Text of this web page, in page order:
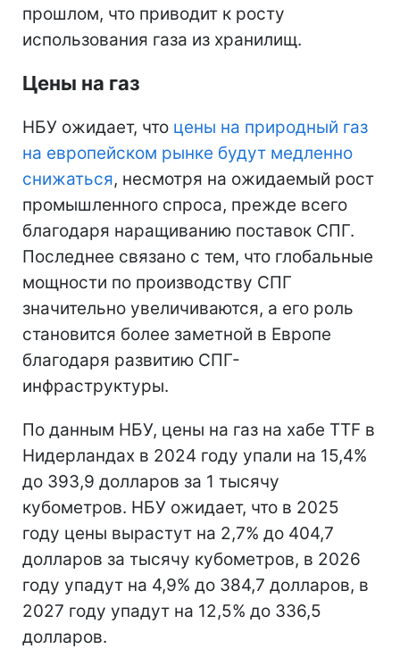
прошлом, что приводит к росту
использования газа из хранилищ.
Цены на газ
НБУ ожидает, что цены на природный газ
на европейском рынке будут медленно
снижаться, несмотря на ожидаемый рост
промышленного спроса, прежде всего
благодаря наращиванию поставок СПГ.
Последнее связано с тем, что глобальные
мощности по производству СПГ
значительно увеличиваются, а его роль
становится более заметной в Европе
благодаря развитию СПГ-
инфраструктуры.
По данным НБУ, цены на газ на хабе ТТF в
Нидерландах в 2024 году упали на 15,4%
до 393,9 долларов за 1 тысячу
кубометров. НБУ ожидает, что в 2025
году цены вырастут на 2,7% до 404,7
долларов за тысячу кубометров, в 2026
году упадут на 4,9% до 384,7 долларов, в
2027 году упадут на 12,5% до 336,5
долларов.